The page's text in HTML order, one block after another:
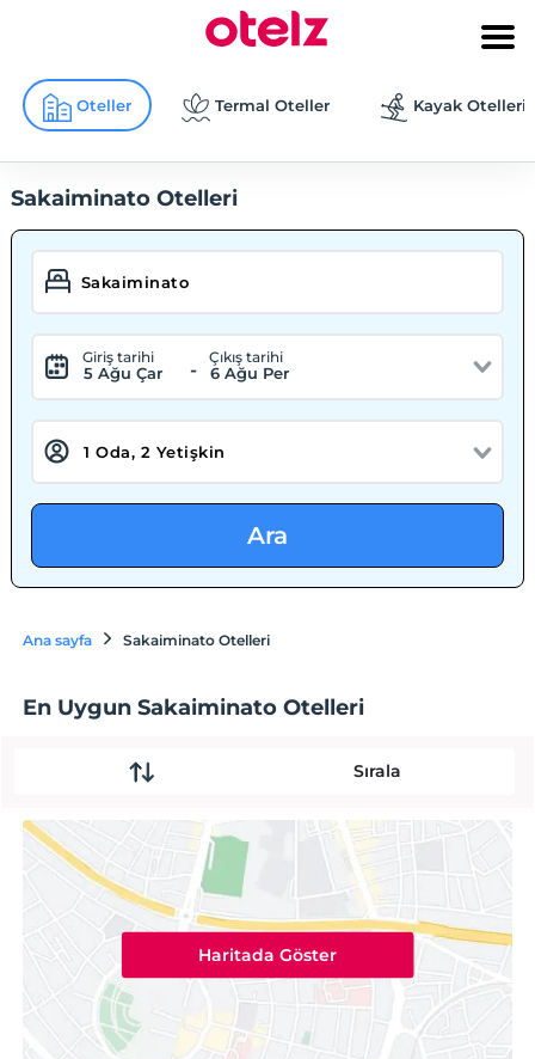
Oteller Termal Oteller Kayak Otelleri
Sakaiminato Otelleri
Giriş tarihi
5 Ağu Çar -
Çıkış tarihi
6 Ağu Per
Ara
Ana sayfa Sakaiminato Otelleri
En Uygun Sakaiminato Otelleri
Sırala
Haritada Göster